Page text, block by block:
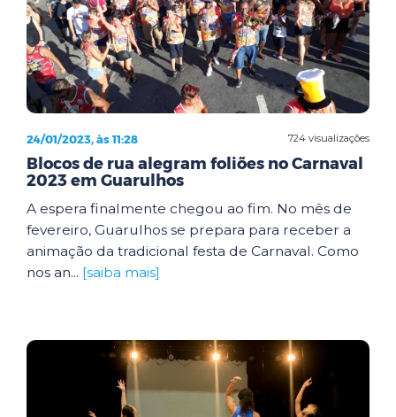
724 visualizações
24/01/2023, às 11:28
Blocos de rua alegram foliões no Carnaval
2023 em Guarulhos
A espera finalmente chegou ao fim. No mês de
fevereiro, Guarulhos se prepara para receber a
animação da tradicional festa de Carnaval. Como
nos an... [saiba mais]